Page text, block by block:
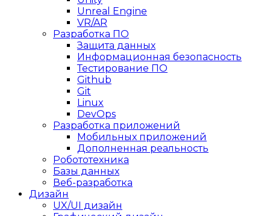
Unreal Engine
VR/AR
Разработка ПО
Защита данных
Информационная безопасность
Тестирование ПО
Github
Git
Linux
DevOps
Разработка приложений
Мобильных приложений
Дополненная реальность
Робототехника
Базы данных
Веб-разработка
Дизайн
UX/UI дизайн